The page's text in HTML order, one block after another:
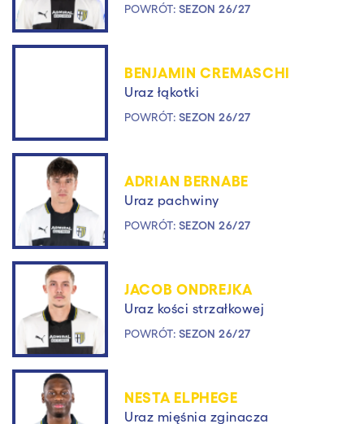
POWRÓT: SEZON 26/27
BENJAMIN CREMASCHI
Uraz łąkotki
POWRÓT: SEZON 26/27
ADRIAN BERNABE
Uraz pachwiny
POWRÓT: SEZON 26/27
JACOB ONDREJKA
Uraz kości strzałkowej
POWRÓT: SEZON 26/27
NESTA ELPHEGE
Uraz mięśnia zginacza